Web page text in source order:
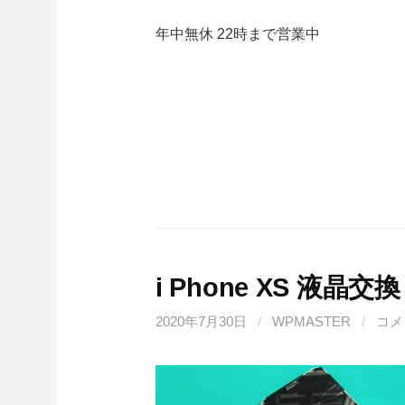
年中無休 22時まで営業中
i Phone XS 液晶交換
2020年7月30日 / WPMASTER / コ